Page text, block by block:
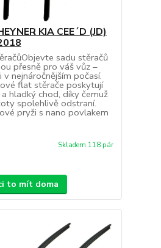
KIA CEE´D (JD)
sadu stěračů
přesně pro váš vůz –
nejnáročnějším počasí.
flat stěrače poskytují
hladký chod, díky čemuž
spolehlivě odstraní.
pryži s nano povlakem
Skladem 118 pár
to mít doma